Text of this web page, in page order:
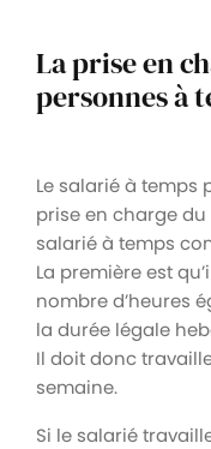
La prise en
personnes à
Le salarié à temps
prise en charge
salarié à temps
La première est
nombre d’heures
la durée légale
Il doit donc
semaine.
Si le salarié